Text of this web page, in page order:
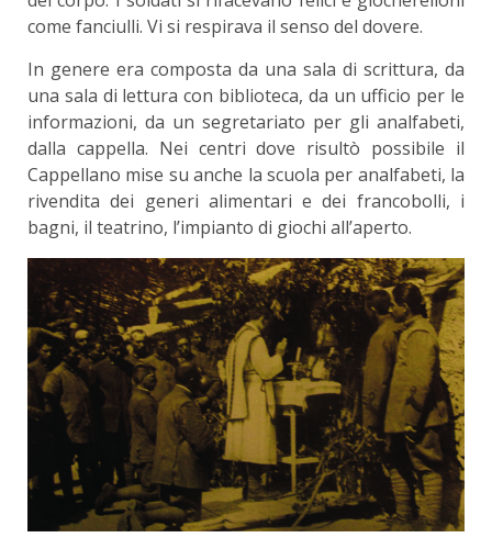
come fanciulli. Vi si respirava il senso del dovere.
In genere era composta da una sala di scrit­tura, da
una sala di lettura con biblioteca, da un ufficio per le
informazioni, da un segretariato per gli analfabeti,
dalla cappella. Nei centri dove ri­sultò possibile il
Cappellano mise su anche la scuo­la per analfabeti, la
rivendita dei generi alimentari e dei francobolli, i
bagni, il teatrino, l’impianto di giochi all’aperto.